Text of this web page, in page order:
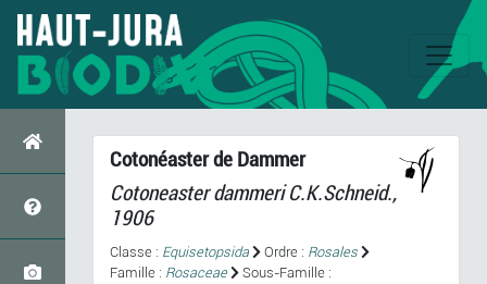
Cotonéaster de Dammer
Cotoneaster dammeriC.K.Schneid.,
1906
Classe : Equisetopsida Ordre : Rosales
Famille : Rosaceae
Sous-Famille :